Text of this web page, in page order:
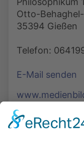
Otto-
35394 Gießen
Telefon:
E-Mail senden